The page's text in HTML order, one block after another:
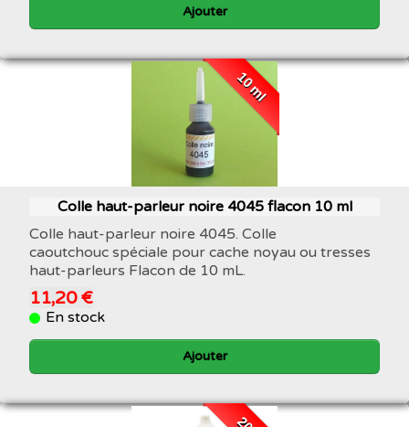
Ajouter
10 ml
Colle haut-parleur noire 4045 flacon 10 ml
Colle haut-parleur noire 4045. Colle
caoutchouc spéciale pour cache noyau ou tresses
haut-parleurs Flacon de 10 mL.
11,20 €
En stock
Ajouter